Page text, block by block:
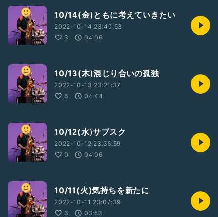
10/14(金)ともに考えていきたい
2022-10-14 23:40:53
3
04:06
10/13(木)混じり合いの孤独
2022-10-13 23:21:37
6
04:44
10/12(水)サブスク
2022-10-12 23:35:59
0
04:06
10/11(火)気持ちを新たに
2022-10-11 23:07:39
3
03:53